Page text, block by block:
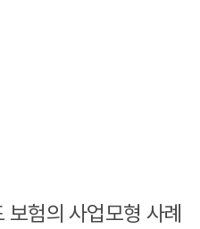
험의 사업모형 사례